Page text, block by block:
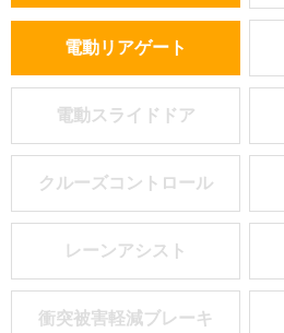
電動リアゲート
電動スライドドア
クルーズコントロール
レーンアシスト
衝突被害軽減ブレーキ